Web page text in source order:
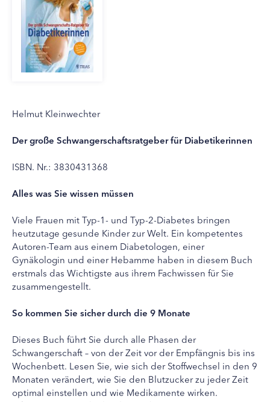
Helmut Kleinwechter
Der große Schwangerschaftsratgeber für Diabetikerinnen
ISBN. Nr.: 3830431368
Alles was Sie wissen müssen
Viele Frauen mit Typ-1- und Typ-2-Diabetes bringen
heutzutage gesunde Kinder zur Welt. Ein kompetentes
Autoren-Team aus einem Diabetologen, einer
Gynäkologin und einer Hebamme haben in diesem Buch
erstmals das Wichtigste aus ihrem Fachwissen für Sie
zusammengestellt.
So kommen Sie sicher durch die 9 Monate
Dieses Buch führt Sie durch alle Phasen der
Schwangerschaft – von der Zeit vor der Empfängnis bis ins
Wochenbett. Lesen Sie, wie sich der Stoffwechsel in den 9
Monaten verändert, wie Sie den Blutzucker zu jeder Zeit
optimal einstellen und wie Medikamente wirken.